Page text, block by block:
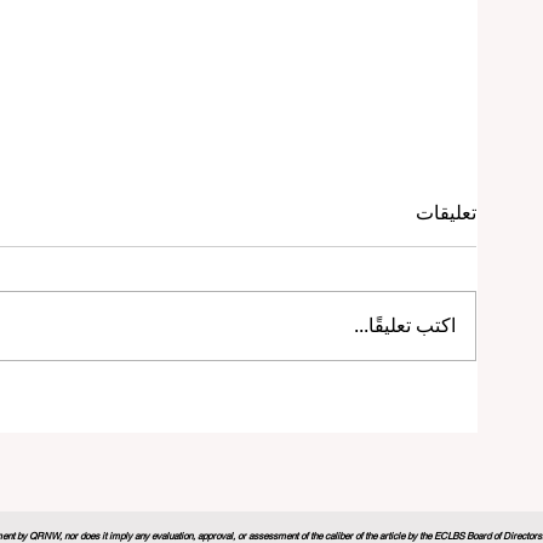
تعليقات
اكتب تعليقًا...
by QRNW, nor does it imply any evaluation, approval, or assessment of the caliber of the article by the ECLBS Board of